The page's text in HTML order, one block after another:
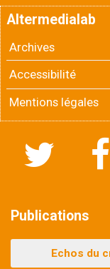
Altermedialab
Archives
Accessibilité
Mentions légales
Publications
Echos du